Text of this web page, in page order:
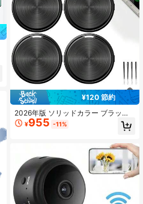
¥120 節約
2026年版 ソリッドカラー ブラック
メタルテクスチャー アビエーション
トラッキングタグ、iOS/Androidデュ
y」「Find Center」アプリ対応、ス
マートトラッキングタグ キーホルダ
ー付き、キーファインダー/ラゲッジ
トラッカー (キー/バッグ/財布)、(ブ
ラック) (210mAhバッテリー) イース
ター 誕生日ギフト
¥955 -11%